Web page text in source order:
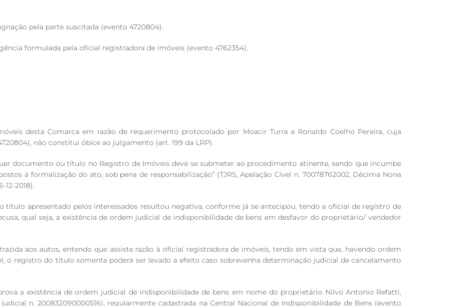
pela parte suscitada (evento 4720804).
formulada pela oficial registradora de imóveis (evento 4762354).
desta Comarca em razão de requerimento protocolado por Moacir Turra e Ronaldo Coelho Pereira, cuja
não constitui óbice ao julgamento (art. 199 da LRP).
documento ou título no Registro de Imóveis deve se submeter ao procedimento atinente, sendo que incumbe
à formalização do ato, sob pena de responsabilização” (TJRS, Apelação Cível n. 70078762002, Décima Nona
2018).
título apresentado pelos interessados resultou negativa, conforme já se antecipou, tendo a oficial de registro de
qual seja, a existência de ordem judicial de indisponibilidade de bens em desfavor do proprietário/ vendedor
aos autos, entendo que assiste razão à oficial registradora de imóveis, tendo em vista que, havendo ordem
registro do título somente poderá ser levado a efeito caso sobrevenha determinação judicial de cancelamento
a existência de ordem judicial de indisponibilidade de bens em nome do proprietário Nilvo Antonio Refatti,
n. 200832090000516), regularmente cadastrada na Central Nacional de Indisponibilidade de Bens (evento